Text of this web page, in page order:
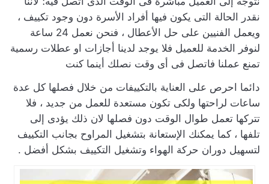
نقدر الحالة التى يكون فيها أفراد الأسرة دون وجود تكييف ،
ويعمل الفنيين على حل الأعطال ، فنحن نعمل 24 ساعة
لنوفر الخدمة للعميل فلا يوجد لدينا أجازات او عطلات رسمية
تمنع عملنا فاتصل فى أى وقت نصلك أينما كنت
دائما احرص على العناية بالتكييفات من خلال فصلها كل عدة
ساعات لراحتها ولكى تكون مستعدة للعمل من جديد ، فلا
تتركها تعمل طوال الوقت دون فصلها لان ذلك يؤدى إلى
تلفها ، كما يمكنك الإستعانة بتشغيل المراوح بجانب التكييف
لتسهيل دوران حركة الهواء وتشغيل التكييف بشكل أفضل .